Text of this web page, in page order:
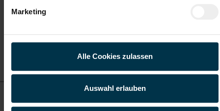
Marketing
Alle Cookies zulassen
Auswahl erlauben
Details zu diesem Job
anzeigen